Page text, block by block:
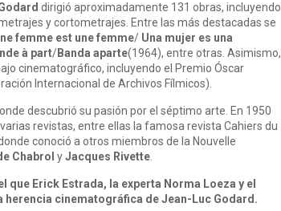
dirigió aproximadamente 131 obras, incluyendo
y cortometrajes. Entre las más destacadas se
femme est une femme/ Una mujer es una
à part/Banda aparte(1964), entre otras. Asimismo,
cinematográfico, incluyendo el Premio Óscar
Internacional de Archivos Fílmicos).
descubrió su pasión por el séptimo arte. En 1950
revistas, entre ellas la famosa revista Cahiers du
donde conoció a otros miembros de la Nouvelle
Chabrol yJacques Rivette
que Erick Estrada, la experta Norma Loeza y el
cinematográfica de Jean-Luc Godard.